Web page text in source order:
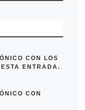
CON LOS
ENTRADA.
CON